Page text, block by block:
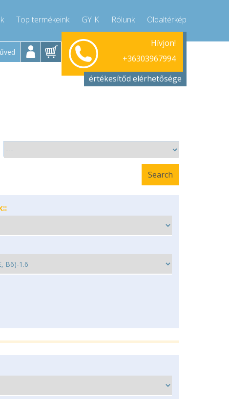
Top termékeink GYIK Rólunk Oldaltérkép
Hívjon!
+36303967994
Hétfő-Péntek 9-17
+36303967994
info@compressor-express.hu
értékesítőd elérhetősége